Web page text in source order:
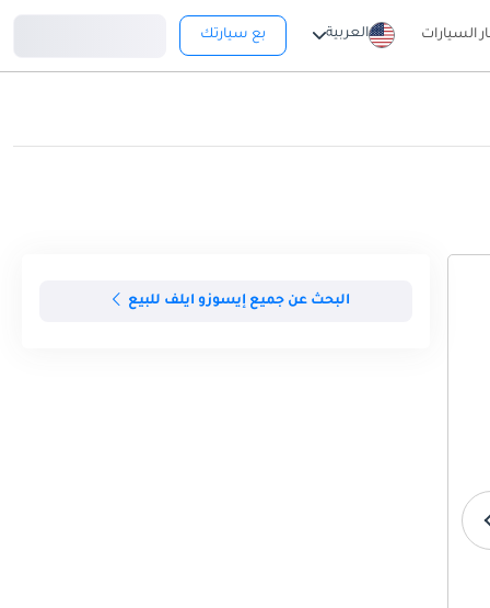
السيارات العربية بع سيارتك
البحث عن جميع إيسوزو ايلف للبيع